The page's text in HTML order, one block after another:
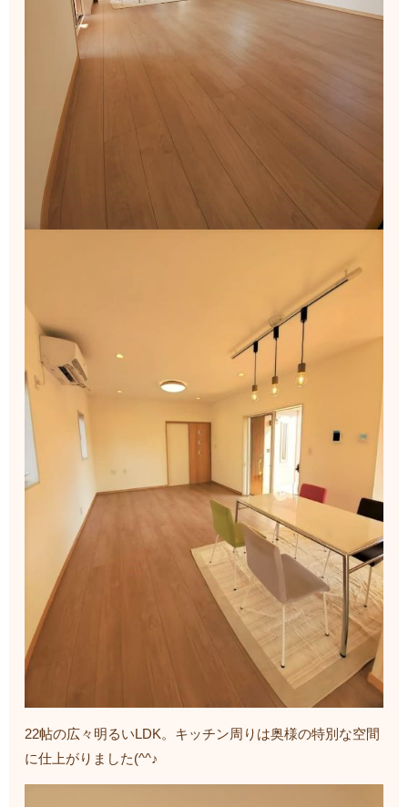
22帖の広々明るいLDK。キッチン周りは奥様の特別な空間
に仕上がりました(^^♪